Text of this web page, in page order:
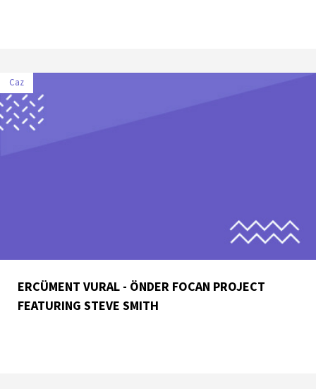
Caz
ERCÜMENT VURAL - ÖNDER FOCAN PROJECT
FEATURING STEVE SMITH